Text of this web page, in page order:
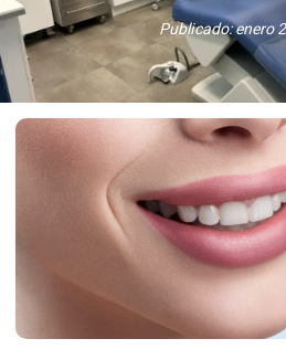
Publicado:enero